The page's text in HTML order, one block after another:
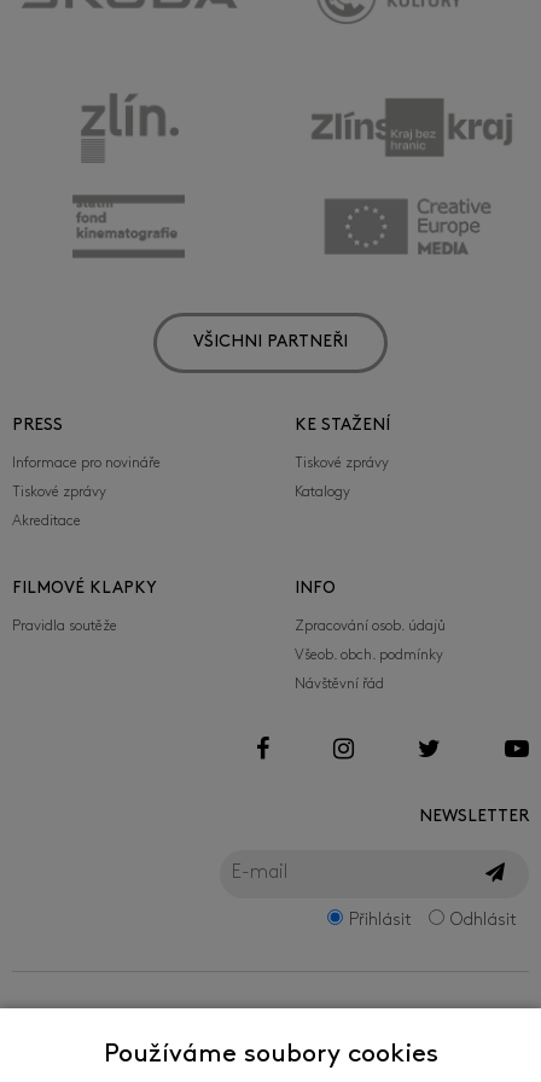
VŠICHNI PARTNEŘI
PRESS
Informace pro novináře
Tiskové zprávy
Akreditace
KE STAŽENÍ
Tiskové zprávy
Katalogy
FILMOVÉ KLAPKY
Pravidla soutěže
INFO
Zpracování osob. údajů
Všeob. obch. podmínky
Návštěvní řád
NEWSLETTER
Přihlásit Odhlásit
Zlín Film Festival - mezinárodní festival filmů
Používáme soubory cookies